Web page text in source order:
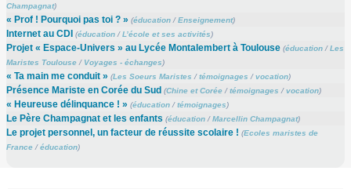
Champagnat)
« Prof ! Pourquoi pas toi ? » (éducation/Enseignement)
Internet au CDI (éducation/L’école et ses activités)
Projet « Espace-Univers » au Lycée Montalembert à Toulouse (éducation/Les
Maristes Toulouse/ Voyages - échanges)
« Ta main me conduit » (Les Soeurs Maristes /témoignages /vocation)
Présence Mariste en Corée du Sud (Chine et Corée/témoignages /vocation)
« Heureuse délinquance ! » (éducation/témoignages)
Le Père Champagnat et les enfants (éducation/Marcellin Champagnat)
Le projet personnel, un facteur de réussite scolaire ! (Ecoles maristes de
France/éducation)